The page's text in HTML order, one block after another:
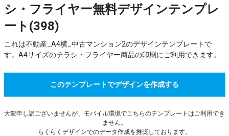
シ・フライヤー無料デザインテンプレ
ート(398)
これは不動産_A4横_中古マンション2のデザインテンプレートで
す。A4サイズのチラシ・フライヤー商品の印刷にご利用できます。
このテンプレートでデザインを作成する
大変申し訳ございませんが、モバイル環境でこちらのテンプレートはご利用でき
ません。
らくらくデザインでのデータ作成を推奨しております。